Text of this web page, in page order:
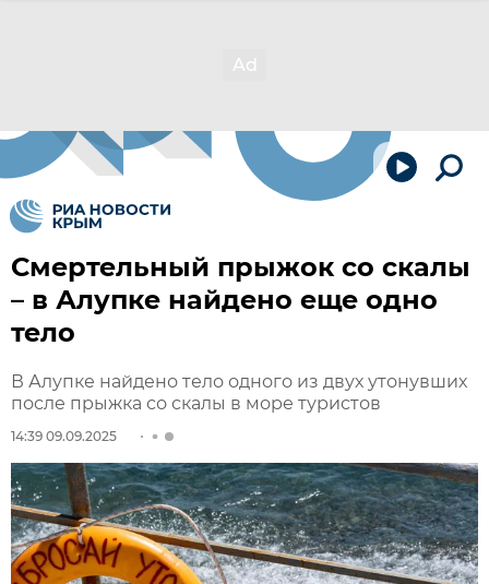
Смертельный прыжок со скалы
– в Алупке найдено еще одно
тело
В Алупке найдено тело одного из двух утонувших
после прыжка со скалы в море туристов
14:39 09.09.2025